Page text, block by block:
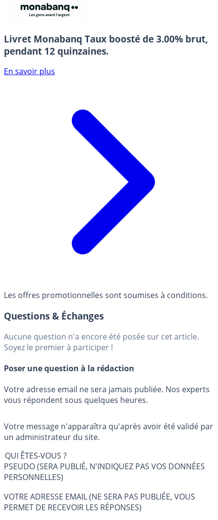
Livret Monabanq Taux boosté de 3.00% brut,
pendant 12 quinzaines.
En savoir plus
Les offres promotionnelles sont soumises à conditions.
Questions & Échanges
Aucune question n'a encore été posée sur cet article.
Soyez le premier à participer !
Poser une question à la rédaction
Votre adresse email ne sera jamais publiée. Nos experts
vous répondent sous quelques heures.
Votre message n'apparaîtra qu'après avoir été validé par
un administrateur du site.
QUI ÊTES-VOUS ?
PSEUDO (SERA PUBLIÉ, N'INDIQUEZ PAS VOS DONNÉES
PERSONNELLES)
VOTRE ADRESSE EMAIL (NE SERA PAS PUBLIÉE, VOUS
PERMET DE RECEVOIR LES RÉPONSES)